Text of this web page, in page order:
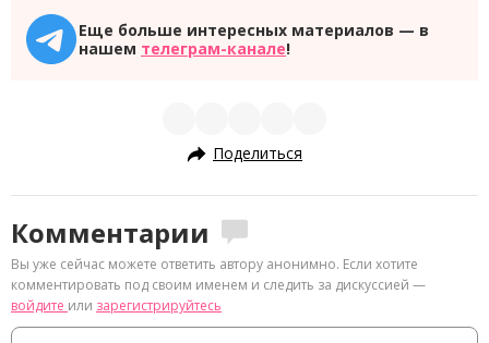
Еще больше интересных материалов — в
нашем телеграм-канале!
Поделиться
Комментарии
Вы уже сейчас можете ответить автору анонимно. Если хотите
комментировать под своим именем и следить за дискуссией —
войдите или зарегистрируйтесь